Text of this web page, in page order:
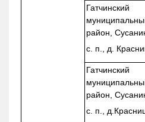
Гатчинский
район,
с. п., д.
Гатчинский
район,
с. п.,